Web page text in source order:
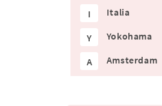
I Italia
Y Yokohama
A Amsterdam